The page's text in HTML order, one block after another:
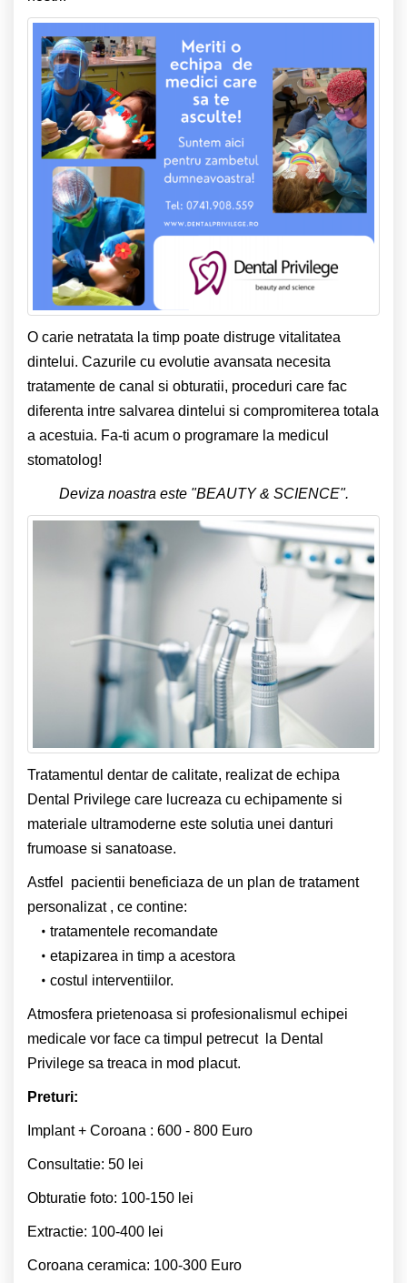
O carie netratata la timp poate distruge vitalitatea
dintelui. Cazurile cu evolutie avansata necesita
tratamente de canal si obturatii, proceduri care fac
diferenta intre salvarea dintelui si compromiterea totala
a acestuia. Fa-ti acum o programare la medicul
stomatolog!
Deviza noastra este "BEAUTY & SCIENCE".
Tratamentul dentar de calitate, realizat de echipa
Dental Privilege care lucreaza cu echipamente si
materiale ultramoderne este solutia unei danturi
frumoase si sanatoase.
Astfel pacientii beneficiaza de un plan de tratament
personalizat , ce contine:
tratamentele recomandate
etapizarea in timp a acestora
costul interventiilor.
Atmosfera prietenoasa si profesionalismul echipei
medicale vor face ca timpul petrecut la Dental
Privilege sa treaca in mod placut.
Preturi:
Implant + Coroana : 600 - 800 Euro
Consultatie: 50 lei
Obturatie foto: 100-150 lei
Extractie: 100-400 lei
Coroana ceramica: 100-300 Euro